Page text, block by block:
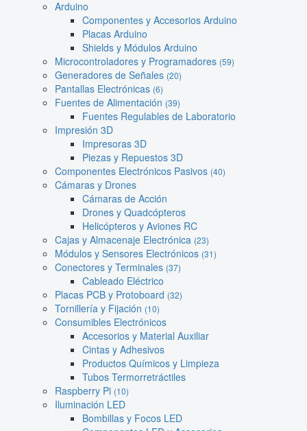
Arduino
Componentes y Accesorios Arduino
Placas Arduino
Shields y Módulos Arduino
Microcontroladores y Programadores (59)
Generadores de Señales (20)
Pantallas Electrónicas (6)
Fuentes de Alimentación (39)
Fuentes Regulables de Laboratorio
Impresión 3D
Impresoras 3D
Piezas y Repuestos 3D
Componentes Electrónicos Pasivos (40)
Cámaras y Drones
Cámaras de Acción
Drones y Quadcópteros
Helicópteros y Aviones RC
Cajas y Almacenaje Electrónica (23)
Módulos y Sensores Electrónicos (31)
Conectores y Terminales (37)
Cableado Eléctrico
Placas PCB y Protoboard (32)
Tornillería y Fijación (10)
Consumibles Electrónicos
Accesorios y Material Auxiliar
Cintas y Adhesivos
Productos Químicos y Limpieza
Tubos Termorretráctiles
Raspberry Pi (10)
Iluminación LED
Bombillas y Focos LED